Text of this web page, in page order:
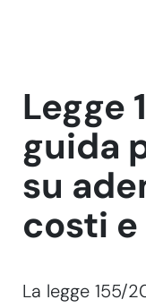
Legge
guida
su
costi
La legge 155/